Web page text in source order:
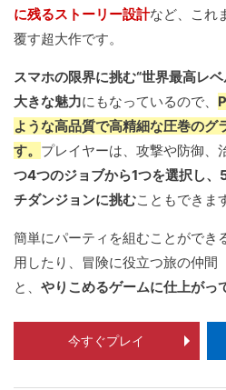
に残るストーリー設計など、これ
覆す超大作です。
スマホの限界に挑む“世界最高レ
大きな魅力にもなっているので、
ような高品質で高精細な圧巻のグ
す。 プレイヤーは、攻撃や防御、
つ4つのジョブから1つを選択し
チダンジョンに挑むこともできま
簡単にパーティを組むことができ
用したり、冒険に役立つ旅の仲間
と、 やりこめるゲームに仕上がっ
今すぐプレイ